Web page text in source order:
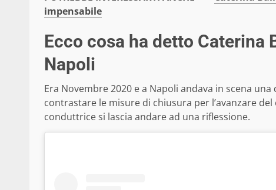
impensabile
Ecco cosa ha detto Caterina
Napoli
Era Novembre 2020 e a Napoli andava in scena una
contrastare le misure di chiusura per l’avanzare
conduttrice si lascia andare ad una riflessione.